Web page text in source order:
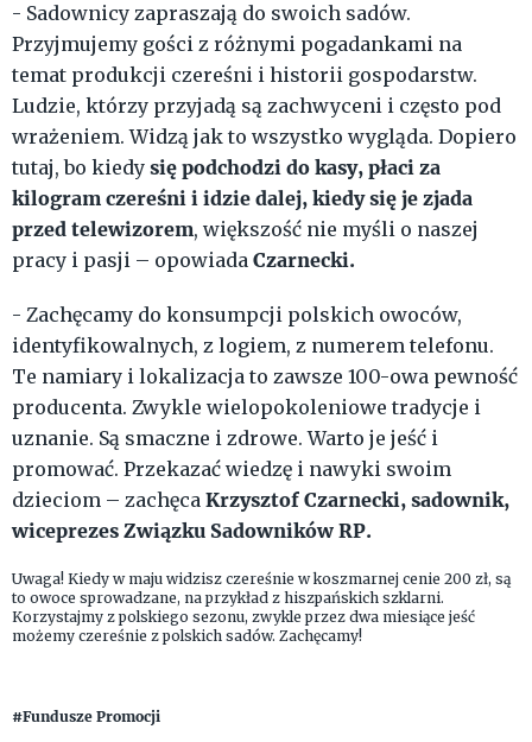
- Sadownicy zapraszają do swoich sadów.
Przyjmujemy gości z różnymi pogadankami na
temat produkcji czereśni i historii gospodarstw.
Ludzie, którzy przyjadą są zachwyceni i często pod
wrażeniem. Widzą jak to wszystko wygląda. Dopiero
tutaj, bo kiedy się podchodzi do kasy, płaci za
kilogram czereśni i idzie dalej, kiedy się je zjada
przed telewizorem, większość nie myśli o naszej
pracy i pasji – opowiada Czarnecki.
- Zachęcamy do konsumpcji polskich owoców,
identyfikowalnych, z logiem, z numerem telefonu.
Te namiary i lokalizacja to zawsze 100-owa pewność
producenta. Zwykle wielopokoleniowe tradycje i
uznanie. Są smaczne i zdrowe. Warto je jeść i
promować. Przekazać wiedzę i nawyki swoim
dzieciom – zachęca Krzysztof Czarnecki, sadownik,
wiceprezes Związku Sadowników RP.
Uwaga! Kiedy w maju widzisz czereśnie w koszmarnej cenie 200 zł, są
to owoce sprowadzane, na przykład z hiszpańskich szklarni.
Korzystajmy z polskiego sezonu, zwykle przez dwa miesiące jeść
możemy czereśnie z polskich sadów. Zachęcamy!
#Fundusze Promocji